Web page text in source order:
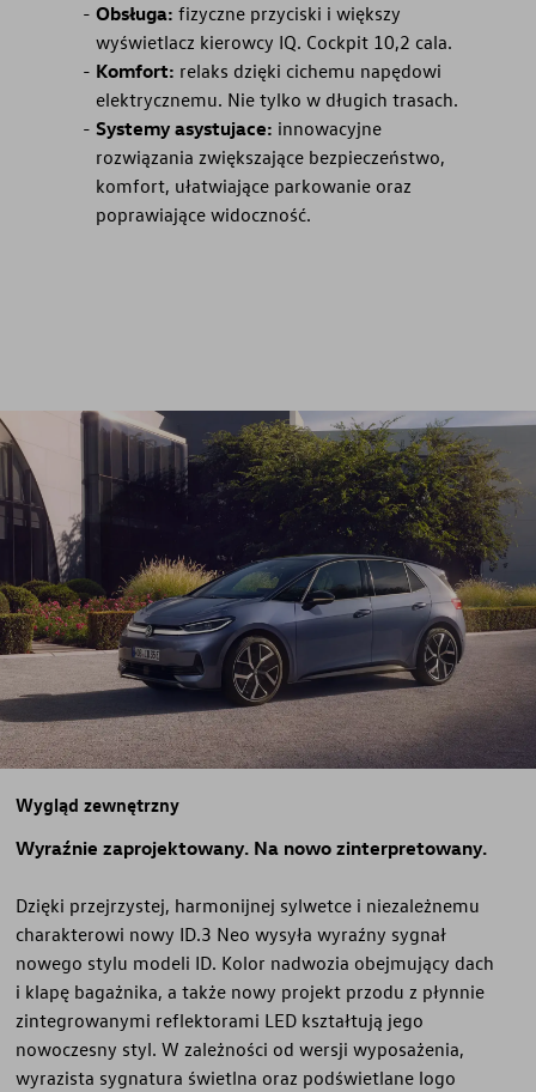
Obsługa: fizyczne przyciski i większy
wyświetlacz kierowcy IQ. Cockpit 10,2 cala.
Komfort: relaks dzięki cichemu napędowi
elektrycznemu. Nie tylko w długich trasach.
Systemy asystujace: innowacyjne
rozwiązania zwiększające bezpieczeństwo,
komfort, ułatwiające parkowanie oraz
poprawiające widoczność.
Wygląd zewnętrzny
Wyraźnie zaprojektowany. Na nowo zinterpretowany.
Dzięki przejrzystej, harmonijnej sylwetce i niezależnemu
charakterowi nowy ID.3 Neo wysyła wyraźny sygnał
nowego stylu modeli ID. Kolor nadwozia obejmujący dach
i klapę bagażnika, a także nowy projekt przodu z płynnie
zintegrowanymi reflektorami LED kształtują jego
nowoczesny styl. W zależności od wersji wyposażenia,
wyrazista sygnatura świetlna oraz podświetlane logo